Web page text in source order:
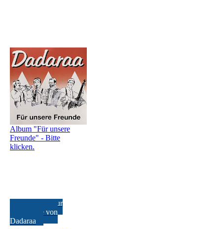
Album "Für unsere
Freunde" - Bitte
klicken.
Hier geht's zur
Homepage von
Dadaraa